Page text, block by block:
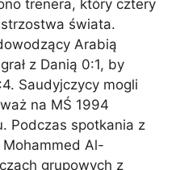
trenera, który cztery
świata.
Arabią
z Danią 0:1, by
Saudyjczycy mogli
na MŚ 1994
Podczas spotkania z
Mohammed Al-
grupowych z